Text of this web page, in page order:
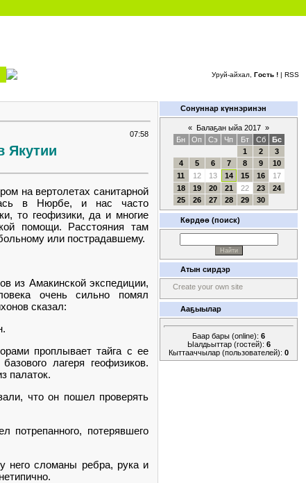
Уруй-айхал, Гость ! | RSS
07:58
Якутии
на вертолетах санитарной
в Нюрбе, и нас часто
то геофизики, да и многие
помощи. Расстояния там
или пострадавшему.
из Амакинской экспедиции,
очень сильно помял
сказал:
проплывает тайга с ее
лагеря геофизиков.
палаток.
что он пошел проверять
потерявшего
него сломаны ребра, рука и
Сонуннар күннэринэн
« Балаҕан ыйа 2017 »
Бн
Оп Сэ Чп Бт Сб
Бс
1
2
3
4
5 6 7 8 9
10
11
12 13 14 15 16
17
18
19 20 21 22 23
24
25
26 27 28 29 30
Көрдөө (поиск)
Атын сирдэр
Create your own site
Ааҕыылар
Баар бары (online): 6
Ыалдьыттар (гостей): 6
Кыттааччылар (пользователей): 0